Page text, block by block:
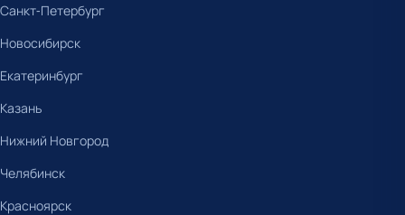
Санкт-Петербург
Новосибирск
Екатеринбург
Казань
Нижний Новгород
Челябинск
Красноярск